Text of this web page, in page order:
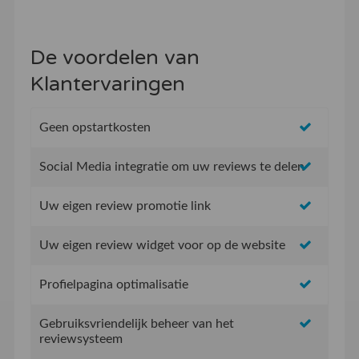
De voordelen van
Klantervaringen
Geen opstartkosten
Social Media integratie om uw reviews te delen
Uw eigen review promotie link
Uw eigen review widget voor op de website
Profielpagina optimalisatie
Gebruiksvriendelijk beheer van het
reviewsysteem